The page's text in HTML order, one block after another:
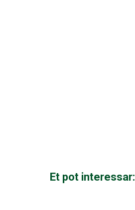
Et pot interessar: